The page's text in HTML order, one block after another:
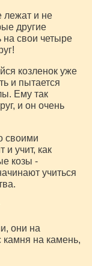
лежат и не
другие
на свои четыре
козленок уже
и пытается
Ему так
и он очень
своими
учит, как
козы -
учиться
они на
камня на камень,